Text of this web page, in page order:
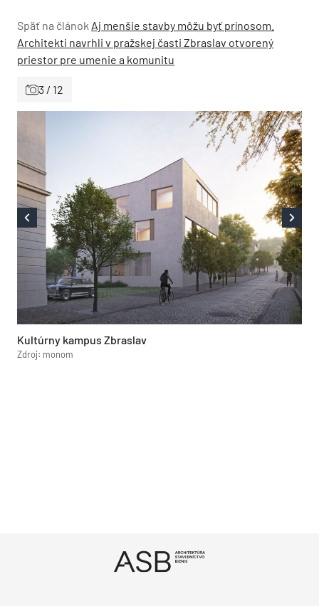
Späť na článok Aj menšie stavby môžu byť prínosom.
Architekti navrhli v pražskej časti Zbraslav otvorený
priestor pre umenie a komunitu
3 / 12
Kultúrny kampus Zbraslav
Zdroj: monom